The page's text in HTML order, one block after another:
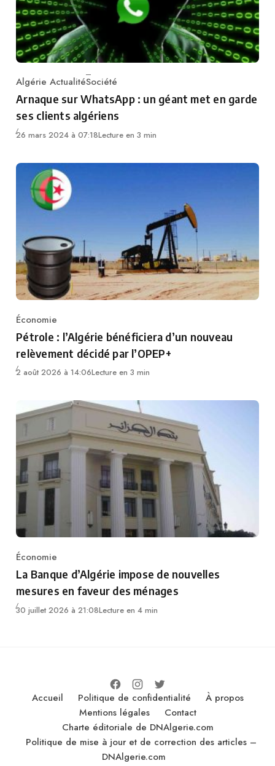
Category
Algérie ActualitéSociété
Arnaque sur WhatsApp : un géant met en garde
ses clients algériens
26 mars 2024 à 07:18Lecture en 3 min
Category
Économie
Pétrole : l’Algérie bénéficiera d’un nouveau
relèvement décidé par l’OPEP+
2 août 2026 à 14:06Lecture en 3 min
Category
Économie
La Banque d’Algérie impose de nouvelles
mesures en faveur des ménages
30 juillet 2026 à 21:08Lecture en 4 min
Accueil Politique de confidentialité
À propos
Mentions légales
Contact
Charte éditoriale de DNAlgerie.com
Politique de mise à jour et de correction des articles –
DNAlgerie.com